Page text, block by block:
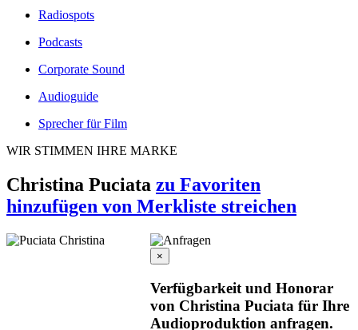
Radiospots
Podcasts
Corporate Sound
Audioguide
Sprecher für Film
WIR STIMMEN IHRE MARKE
Christina Puciata zu Favoriten
hinzufügen von Merkliste streichen
×
Verfügbarkeit und Honorar
von Christina Puciata für Ihre
Audioproduktion anfragen.